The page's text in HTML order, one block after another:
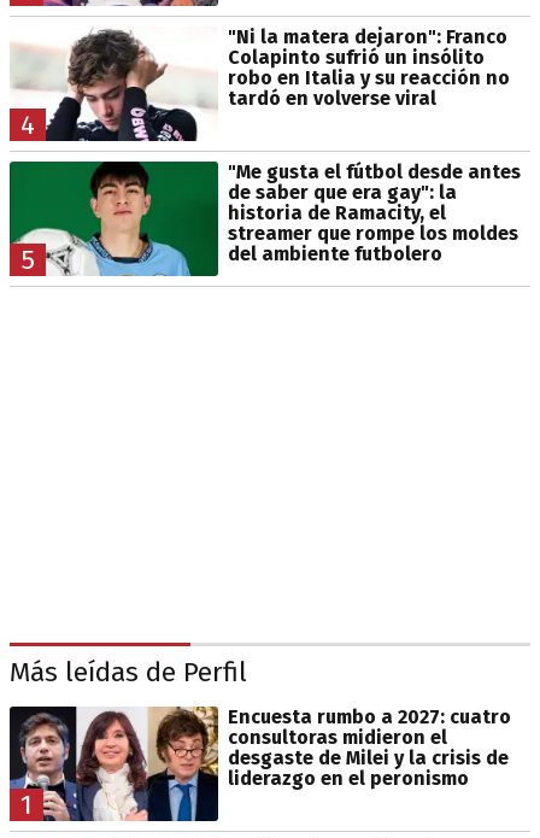
4
"Ni la matera dejaron": Franco
Colapinto sufrió un insólito
robo en Italia y su reacción no
tardó en volverse viral
5
"Me gusta el fútbol desde antes
de saber que era gay": la
historia de Ramacity, el
streamer que rompe los moldes
del ambiente futbolero
Más leídas de Perfil
1
Encuesta rumbo a 2027: cuatro
consultoras midieron el
desgaste de Milei y la crisis de
liderazgo en el peronismo